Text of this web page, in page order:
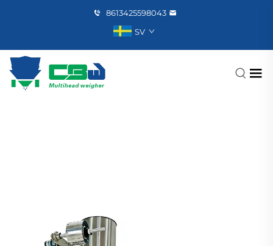
8613425598043
SV